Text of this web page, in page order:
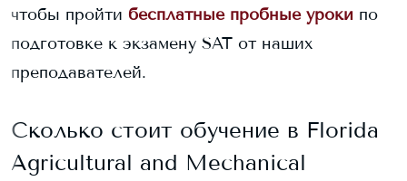
чтобы пройти бесплатные пробные уроки по
подготовке к экзамену SAT от наших
преподавателей.
Сколько стоит обучение в Florida
Agricultural and Mechanical